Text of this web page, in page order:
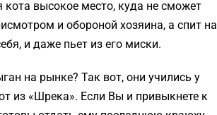
кота высокое место, куда не сможет
и обороной хозяина, а спит на
и даже пьет из его миски.
на рынке? Так вот, они учились у
из «Шрека». Если Вы и привыкнете к